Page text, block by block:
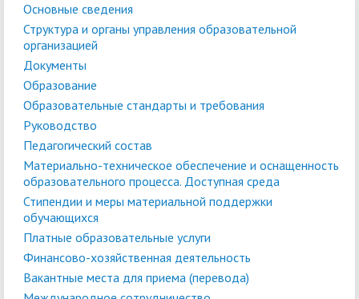
Основные сведения
Структура и органы управления образовательной
организацией
Документы
Образование
Образовательные стандарты и требования
Руководство
Педагогический состав
Материально-техническое обеспечение и оснащенность
образовательного процесса. Доступная среда
Стипендии и меры материальной поддержки
обучающихся
Платные образовательные услуги
Финансово-хозяйственная деятельность
Вакантные места для приема (перевода)